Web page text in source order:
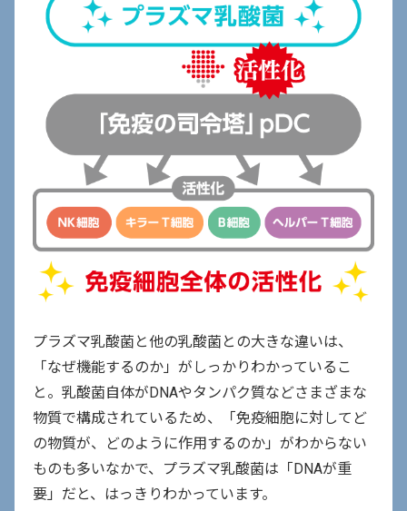
プラズマ乳酸菌と他の乳酸菌との大きな違いは、
「なぜ機能するのか」がしっかりわかっているこ
と。乳酸菌自体がDNAやタンパク質などさまざまな
物質で構成されているため、「免疫細胞に対してど
の物質が、どのように作用するのか」がわからない
ものも多いなかで、プラズマ乳酸菌は「DNAが重
要」だと、はっきりわかっています。